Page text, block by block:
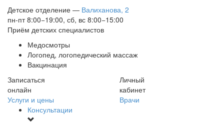
Детское отделение — Валиханова, 2
пн-пт 8:00−19:00, сб, вс 8:00−15:00
Приём детских специалистов
Медосмотры
Логопед, логопедический массаж
Вакцинация
Записаться
онлайн
Личный
кабинет
Услуги и цены
Врачи
Консультации